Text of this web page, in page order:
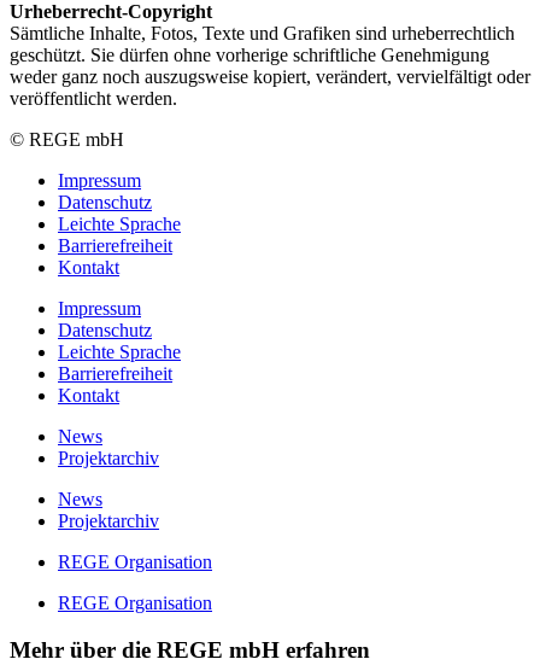
Urheberrecht-Copyright
Sämtliche Inhalte, Fotos, Texte und Grafiken sind urheberrechtlich
geschützt. Sie dürfen ohne vorherige schriftliche Genehmigung
weder ganz noch auszugsweise kopiert, verändert, vervielfältigt oder
veröffentlicht werden.
© REGE mbH
Impressum
Datenschutz
Leichte Sprache
Barrierefreiheit
Kontakt
Impressum
Datenschutz
Leichte Sprache
Barrierefreiheit
Kontakt
News
Projektarchiv
News
Projektarchiv
REGE Organisation
REGE Organisation
Mehr über die REGE mbH erfahren